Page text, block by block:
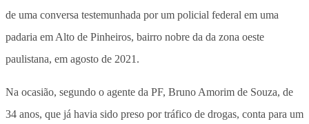
de uma conversa testemunhada por um policial federal em uma
padaria em Alto de Pinheiros, bairro nobre da da zona oeste
paulistana, em agosto de 2021.
Na ocasião, segundo o agente da PF, Bruno Amorim de Souza, de
34 anos, que já havia sido preso por tráfico de drogas, conta para um